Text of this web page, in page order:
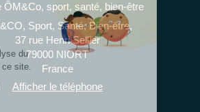
ÔM&Co, sport, santé, bien-être
Sport, Santé, Bien-être,
37 rue Henri Sellier
79000 NIORT
France
Afficher le téléphone
à l'analyse du
de ce site.